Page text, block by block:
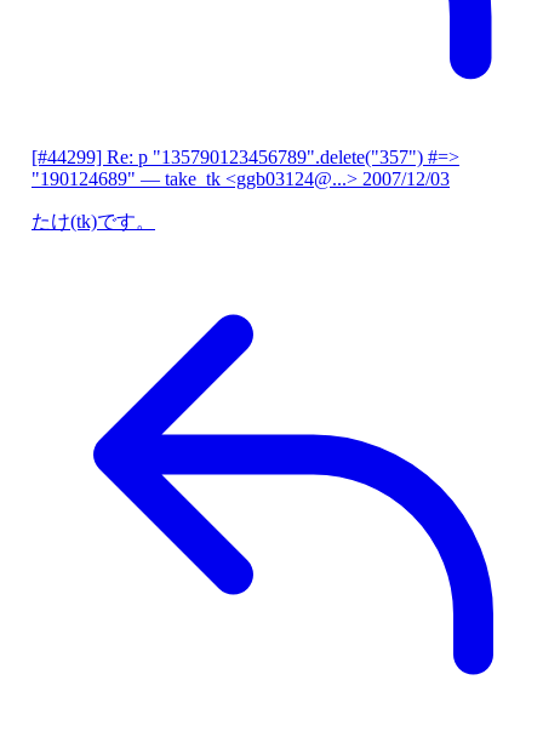
[#44299] Re: p "135790123456789".delete("357") #=>
"190124689" — take_tk <ggb03124@...> 2007/12/03
たけ(tk)です。